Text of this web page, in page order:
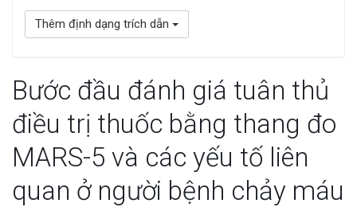
Thêm định dạng trích dẫn
Bước đầu đánh giá tuân thủ
điều trị thuốc bằng thang đo
MARS-5 và các yếu tố liên
quan ở người bệnh chảy máu